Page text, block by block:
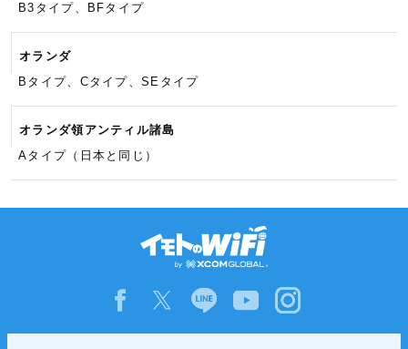
B3タイプ、BFタイプ
オランダ
Bタイプ、Cタイプ、SEタイプ
オランダ領アンティル諸島
Aタイプ（日本と同じ）